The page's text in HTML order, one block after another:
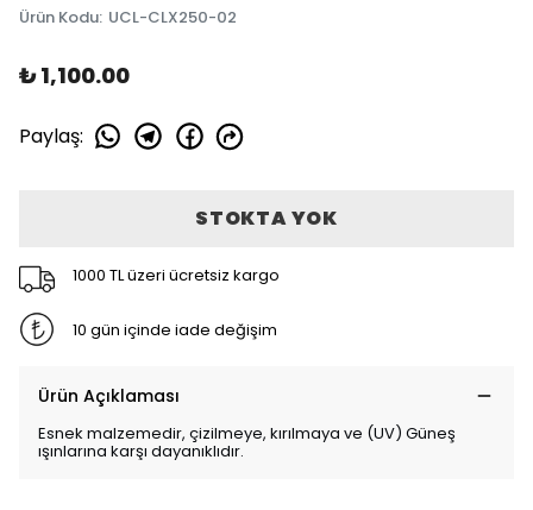
Ürün Kodu: UCL-CLX250-02
₺ 1,100.00
Paylaş:
STOKTA YOK
1000 TL üzeri ücretsiz kargo
10 gün içinde iade değişim
Ürün Açıklaması
Esnek malzemedir, çizilmeye, kırılmaya ve (UV) Güneş
ışınlarına karşı dayanıklıdır.